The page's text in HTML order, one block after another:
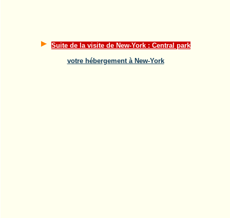
Suite de la visite de New-York : Central park
votre hébergement à New-York